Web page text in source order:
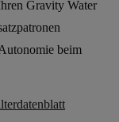
Gravity Water
beim